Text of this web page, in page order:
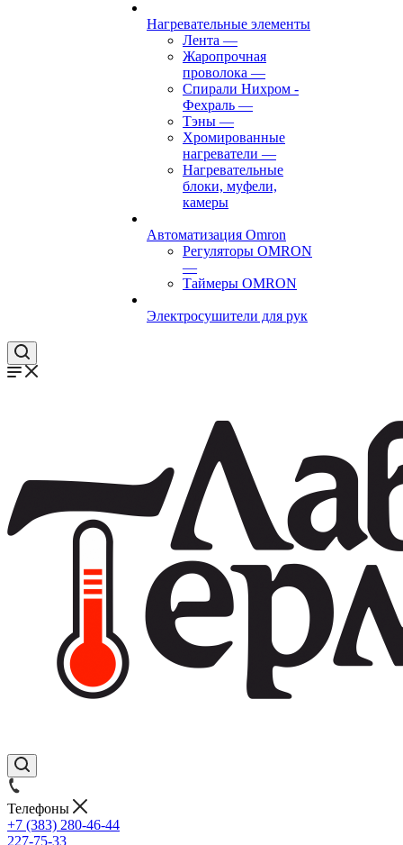
Нагревательные элементы
Лента —
Жаропрочная
проволока —
Спирали Нихром -
Фехраль —
Тэны —
Хромированные
нагреватели —
Нагревательные
блоки, муфели,
камеры
Автоматизация Omron
Регуляторы OMRON
—
Таймеры OMRON
Электросушители для рук
Телефоны
+7 (383) 280-46-44
227-75-33